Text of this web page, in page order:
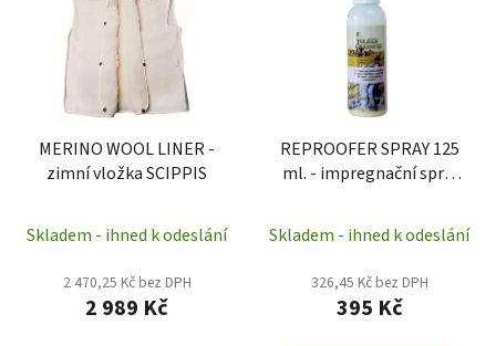
MERINO WOOL LINER -
zimní vložka SCIPPIS
Skladem - ihned k odeslání
2 470,25 Kč bez DPH
2 989 Kč
REPROOFER SPRAY 125
ml. - impregnační sprej
Skladem - ihned k odeslání
326,45 Kč bez DPH
395 Kč